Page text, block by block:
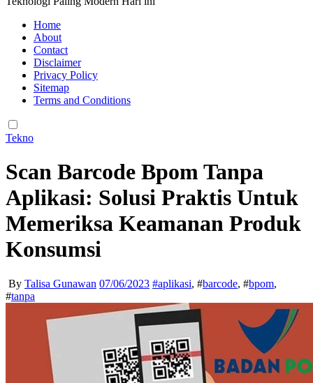
Home
About
Contact
Disclaimer
Privacy Policy
Sitemap
Terms and Conditions
Tekno
Scan Barcode Bpom Tanpa
Aplikasi: Solusi Praktis Untuk
Memeriksa Keamanan Produk
Konsumsi
By Talisa Gunawan 07/06/2023 #aplikasi, #barcode, #bpom,
#tanpa